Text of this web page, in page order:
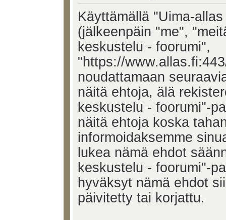
Käyttämällä "Uima-
(jälkeenpäin "me",
keskustelu - foorumi",
"https://
noudattamaan
näitä ehtoja, älä
keskustelu - foorumi"-
näitä ehtoja koska
informoidaksemme
lukea nämä ehdot
keskustelu - foorumi"-
hyväksyt nämä ehdot
päivitetty tai korjattu.